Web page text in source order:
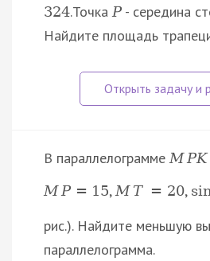
324.ТочкаP - середина
Найдите площадь
В параллелограммеM PK
M P = 15,M T = 20, sin
рис.). Найдите меньшую
параллелограмма.